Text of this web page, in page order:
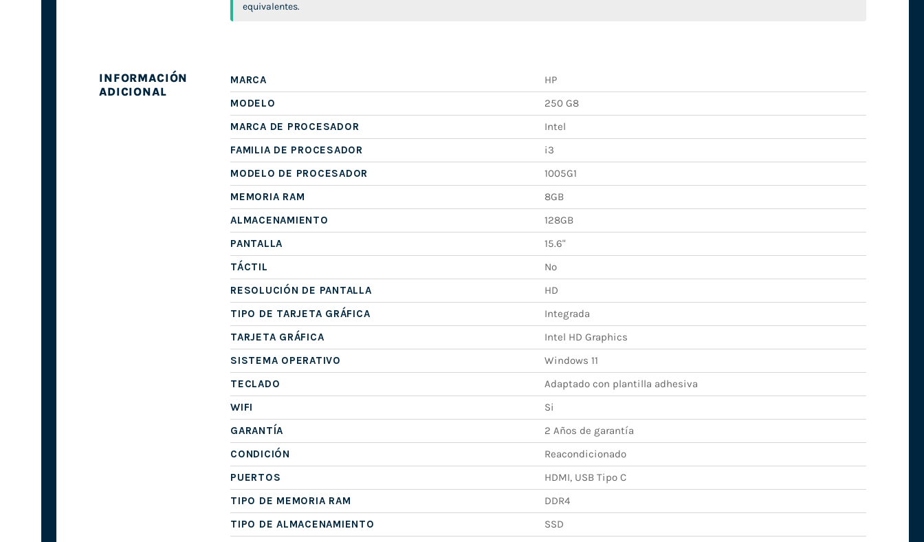
equivalentes.
INFORMACIÓN
ADICIONAL
MARCA
HP
MODELO
250 G8
MARCA DE PROCESADOR
Intel
FAMILIA DE PROCESADOR
i3
MODELO DE PROCESADOR
1005G1
MEMORIA RAM
8GB
ALMACENAMIENTO
128GB
PANTALLA
15.6"
TÁCTIL
No
RESOLUCIÓN DE PANTALLA
HD
TIPO DE TARJETA GRÁFICA
Integrada
TARJETA GRÁFICA
Intel HD Graphics
SISTEMA OPERATIVO
Windows 11
TECLADO
Adaptado con plantilla adhesiva
WIFI
Si
GARANTÍA
2 Años de garantía
CONDICIÓN
Reacondicionado
PUERTOS
HDMI, USB Tipo C
TIPO DE MEMORIA RAM
DDR4
TIPO DE ALMACENAMIENTO
SSD